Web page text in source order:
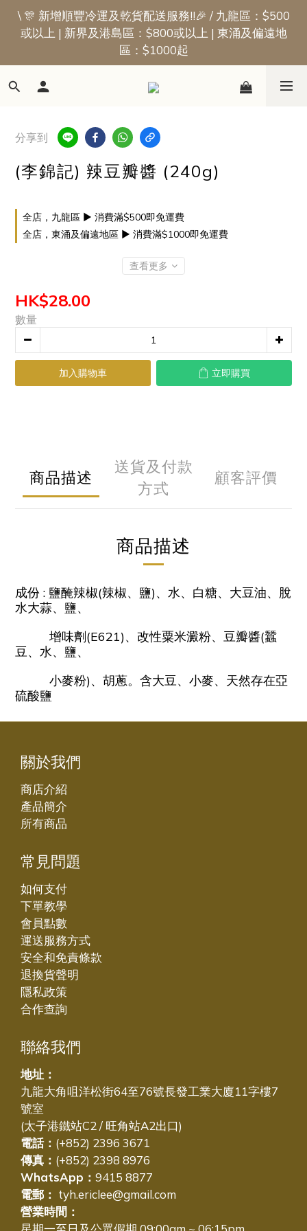
📢新會員優惠 | 首張訂單即享$50迎新獎賞
\ 🎊 新增順豐冷運及乾貨配送服務!!🎉 / 九龍區：$500
或以上 | 新界及港島區：$800或以上 | 東涌及偏遠地
區：$1000起
📢新會員優惠 | 首張訂單即享$50迎新獎賞
分享到
(李錦記) 辣豆瓣醬 (240g)
全店，九龍區 ▶ 消費滿$500即免運費
全店，東涌及偏遠地區 ▶ 消費滿$1000即免運費
查看更多
HK$28.00
數量
加入購物車 立即購買
商品描述
送貨及付款
方式
顧客評價
商品描述
成份 : 鹽醃辣椒(辣椒、鹽)、水、白糖、大豆油、脫
水大蒜、鹽、
增味劑(E621)、改性粟米澱粉、豆瓣醬(蠶
豆、水、鹽、
小麥粉)、胡蔥。含大豆、小麥、天然存在亞
硫酸鹽
關於我們
商店介紹
產品簡介
所有商品
常見問題
如何支付
下單教學
會員點數
運送服務方式
安全和免責條款
退換貨聲明
隱私政策
合作查詢
聯絡我們
地址：
九龍大角咀洋松街64至76號長發工業大廈11字樓7
號室
(太子港鐵站C2 / 旺角站A2出口)
電話： (+852) 2396 3671
傳真： (+852) 2398 8976
WhatsApp： 9415 8877
電郵： tyh.ericlee@gmail.com
營業時間：